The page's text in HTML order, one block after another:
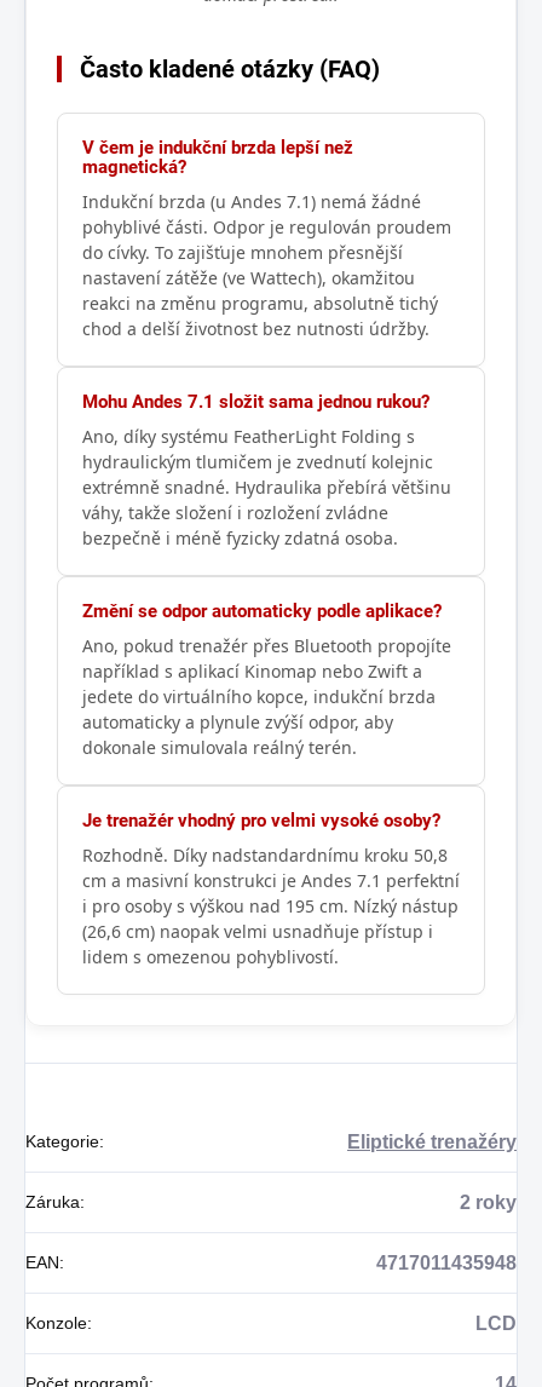
Často kladené otázky (FAQ)
V čem je indukční brzda lepší než
magnetická?
Indukční brzda (u Andes 7.1) nemá žádné
pohyblivé části. Odpor je regulován proudem
do cívky. To zajišťuje mnohem přesnější
nastavení zátěže (ve Wattech), okamžitou
reakci na změnu programu, absolutně tichý
chod a delší životnost bez nutnosti údržby.
Mohu Andes 7.1 složit sama jednou rukou?
Ano, díky systému FeatherLight Folding s
hydraulickým tlumičem je zvednutí kolejnic
extrémně snadné. Hydraulika přebírá většinu
váhy, takže složení i rozložení zvládne
bezpečně i méně fyzicky zdatná osoba.
Změní se odpor automaticky podle aplikace?
Ano, pokud trenažér přes Bluetooth propojíte
například s aplikací Kinomap nebo Zwift a
jedete do virtuálního kopce, indukční brzda
automaticky a plynule zvýší odpor, aby
dokonale simulovala reálný terén.
Je trenažér vhodný pro velmi vysoké osoby?
Rozhodně. Díky nadstandardnímu kroku 50,8
cm a masivní konstrukci je Andes 7.1 perfektní
i pro osoby s výškou nad 195 cm. Nízký nástup
(26,6 cm) naopak velmi usnadňuje přístup i
lidem s omezenou pohyblivostí.
Kategorie: Eliptické trenažéry
Záruka: 2 roky
EAN: 4717011435948
Konzole: LCD